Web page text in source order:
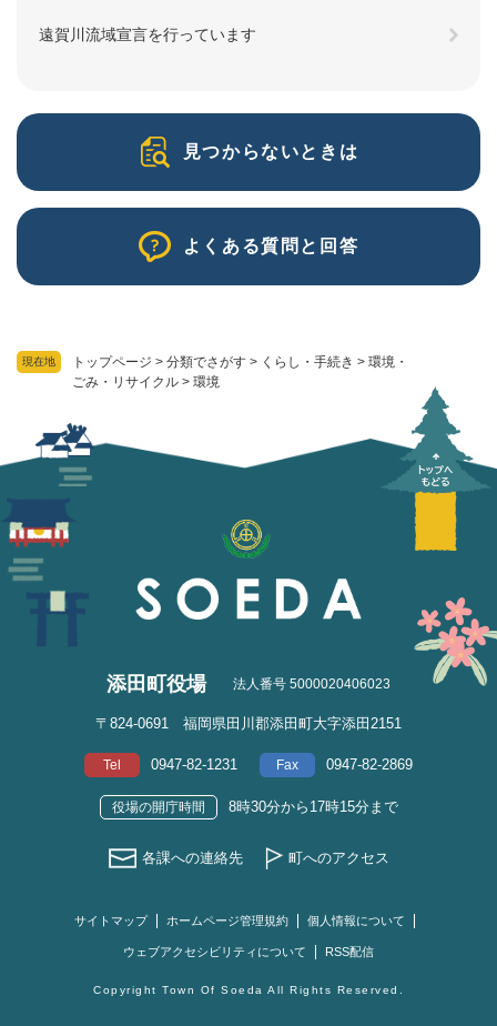
現在地 トップページ > 分類でさがす > くらし・手続き > 環境・
ごみ・リサイクル > 環境
遠賀川流域宣言を行っています
見つからないときは
よくある質問と回答
添田町役場 法人番号 5000020406023
〒824-0691 福岡県田川郡添田町大字添田2151
Tel 0947-82-1231 Fax 0947-82-2869
役場の開庁時間 8時30分から17時15分まで
各課への連絡先 町へのアクセス
サイトマップ ホームページ管理規約 個人情報について
ウェブアクセシビリティについて RSS配信
Copyright Town Of Soeda All Rights Reserved.